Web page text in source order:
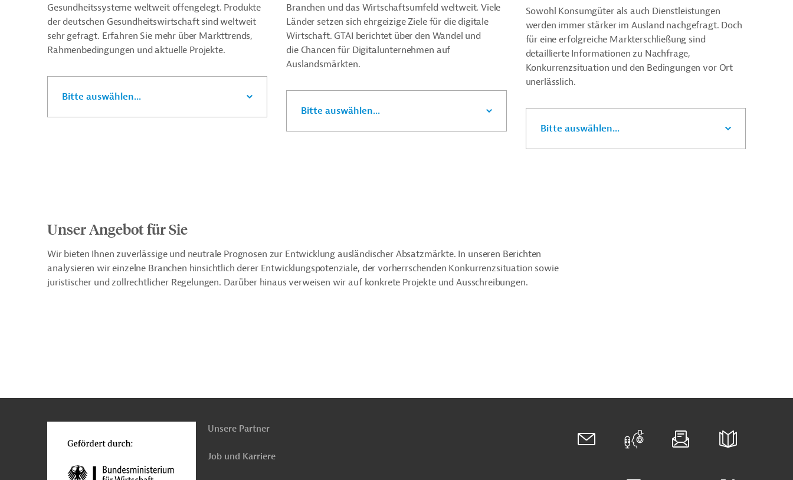
Gesundheitssysteme weltweit offengelegt. Produkte
der deutschen Gesundheitswirtschaft sind weltweit
sehr gefragt. Erfahren Sie mehr über Markttrends,
Rahmenbedingungen und aktuelle Projekte.
Bitte auswählen...
Branchen und das Wirtschaftsumfeld weltweit. Viele
Länder setzen sich ehrgeizige Ziele für die digitale
Wirtschaft. GTAI berichtet über den Wandel und
die Chancen für Digitalunternehmen auf
Auslandsmärkten.
Bitte auswählen...
Sowohl Konsumgüter als auch Dienstleistungen
werden immer stärker im Ausland nachgefragt. Doch
für eine erfolgreiche Markterschließung sind
detaillierte Informationen zu Nachfrage,
Konkurrenzsituation und den Bedingungen vor Ort
unerlässlich.
Bitte auswählen...
Unser Angebot für Sie
Wir bieten Ihnen zuverlässige und neutrale Prognosen zur Entwicklung ausländischer Absatzmärkte. In unseren Berichten
analysieren wir einzelne Branchen hinsichtlich derer Entwicklungspotenziale, der vorherrschenden Konkurrenzsituation sowie
juristischer und zollrechtlicher Regelungen. Darüber hinaus verweisen wir auf konkrete Projekte und Ausschreibungen.
oben
Unsere Partner
Job und Karriere